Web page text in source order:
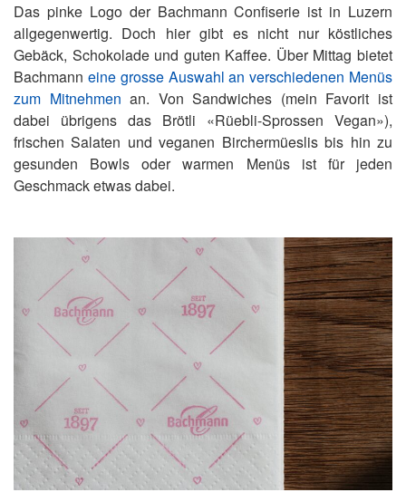
Das pinke Logo der Bachmann Confiserie ist in Luzern
allgegenwertig. Doch hier gibt es nicht nur köstliches
Gebäck, Schokolade und guten Kaffee. Über Mittag bietet
Bachmann eine grosse Auswahl an verschiedenen Menüs
zum Mitnehmen an. Von Sandwiches (mein Favorit ist
dabei übrigens das Brötli «Rüebli-Sprossen Vegan»),
frischen Salaten und veganen Birchermüeslis bis hin zu
gesunden Bowls oder warmen Menüs ist für jeden
Geschmack etwas dabei.